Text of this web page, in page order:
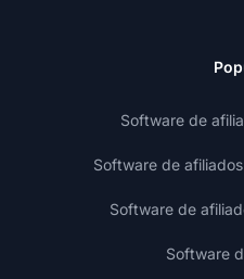
Software de
Software de
Software de
Software